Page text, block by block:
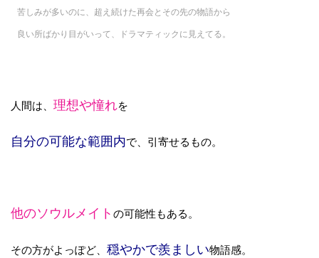
苦しみが多いのに、超え続けた再会とその先の物語から
良い所ばかり目がいって、ドラマティックに見えてる。
人間は、 理想や憧れを
自分の可能な範囲内で、引寄せるもの。
他のソウルメイト の可能性もある。
その方がよっぽど、 穏やかで羨ましい物語感。